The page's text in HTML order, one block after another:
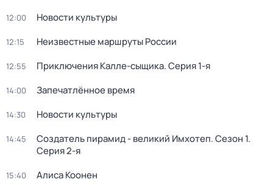
12:00 Новости культуры
12:15 Неизвестные маршруты России
12:55 Приключения Калле-сыщика. Серия 1-я
14:00 Запечатлённое время
14:30 Новости культуры
14:45 Создатель пирамид - великий Имхотеп. Сезон 1.
Серия 2-я
15:40 Алиса Коонен